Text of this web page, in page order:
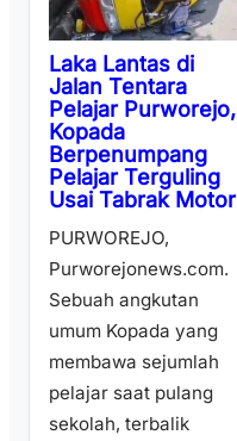
Laka Lantas di
Jalan Tentara
Pelajar Purworejo,
Kopada
Berpenumpang
Pelajar Terguling
Usai Tabrak Motor
PURWOREJO,
Purworejonews.com.
Sebuah angkutan
umum Kopada yang
membawa sejumlah
pelajar saat pulang
sekolah, terbalik